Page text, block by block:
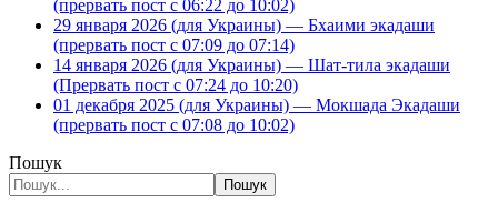
(прервать пост с 06:22 до 10:02)
29 января 2026 (для Украины) — Бхаими экадаши
(прервать пост с 07:09 до 07:14)
14 января 2026 (для Украины) — Шат-тила экадаши
(Прервать пост с 07:24 до 10:20)
01 декабря 2025 (для Украины) — Мокшада Экадаши
(прервать пост с 07:08 до 10:02)
Пошук
Пошук